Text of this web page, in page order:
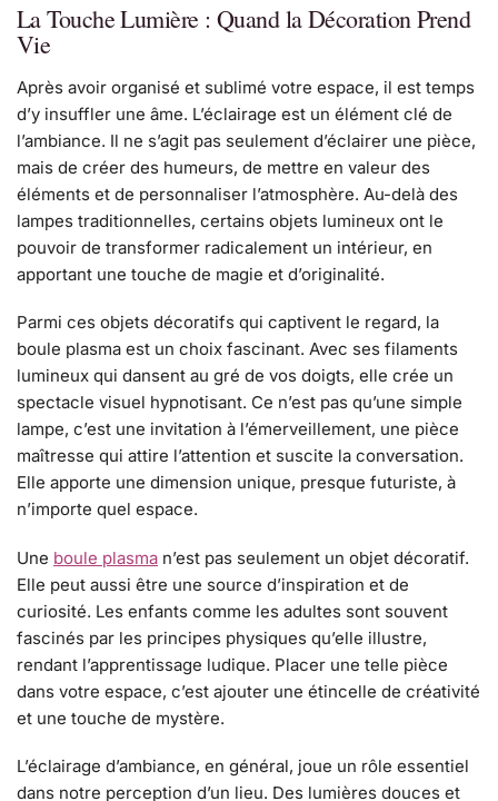
La Touche Lumière : Quand la Décoration Prend
Vie
Après avoir organisé et sublimé votre espace, il est temps
d’y insuffler une âme. L’éclairage est un élément clé de
l’ambiance. Il ne s’agit pas seulement d’éclairer une pièce,
mais de créer des humeurs, de mettre en valeur des
éléments et de personnaliser l’atmosphère. Au-delà des
lampes traditionnelles, certains objets lumineux ont le
pouvoir de transformer radicalement un intérieur, en
apportant une touche de magie et d’originalité.
Parmi ces objets décoratifs qui captivent le regard, la
boule plasma est un choix fascinant. Avec ses filaments
lumineux qui dansent au gré de vos doigts, elle crée un
spectacle visuel hypnotisant. Ce n’est pas qu’une simple
lampe, c’est une invitation à l’émerveillement, une pièce
maîtresse qui attire l’attention et suscite la conversation.
Elle apporte une dimension unique, presque futuriste, à
n’importe quel espace.
Une boule plasma n’est pas seulement un objet décoratif.
Elle peut aussi être une source d’inspiration et de
curiosité. Les enfants comme les adultes sont souvent
fascinés par les principes physiques qu’elle illustre,
rendant l’apprentissage ludique. Placer une telle pièce
dans votre espace, c’est ajouter une étincelle de créativité
et une touche de mystère.
L’éclairage d’ambiance, en général, joue un rôle essentiel
dans notre perception d’un lieu. Des lumières douces et